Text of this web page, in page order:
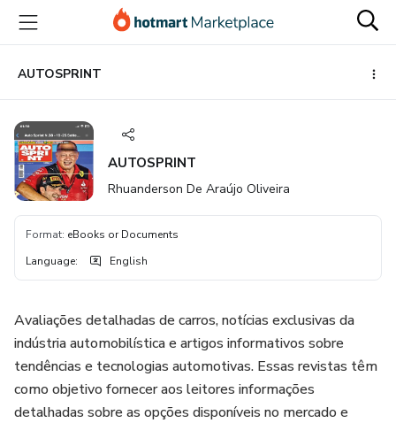
main
content
AUTOSPRINT
AUTOSPRINT
Rhuanderson De Araújo Oliveira
Format: eBooks or Documents
Language: English
Avaliações detalhadas de carros, notícias exclusivas da
indústria automobilística e artigos informativos sobre
tendências e tecnologias automotivas. Essas revistas têm
como objetivo fornecer aos leitores informações
detalhadas sobre as opções disponíveis no mercado e